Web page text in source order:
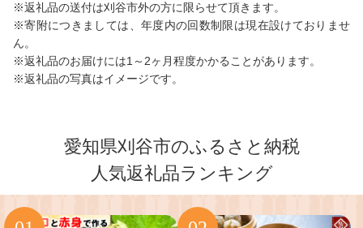
※返礼品の送付は刈谷市外の方に限らせて頂きます。
※寄附につきましては、年度内の回数制限は現在設けておりませ
ん。
※返礼品のお届けには1～2ヶ月程度かかることがあります。
※返礼品の写真はイメージです。
愛知県刈谷市のふるさと納税
人気返礼品ランキング